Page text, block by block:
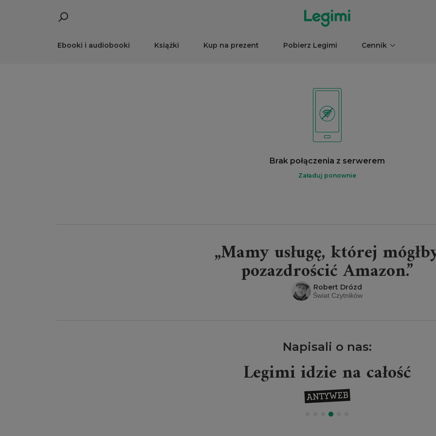
Ebooki i audiobooki Książki Kup na prezent Pobierz Legimi Cennik
Brak połączenia z serwerem
Załaduj ponownie
„Mamy usługę, której
pozazdrościć Amazon.”
Robert Drózd
Świat Czytników
Napisali o nas:
Legimi idzie na całość